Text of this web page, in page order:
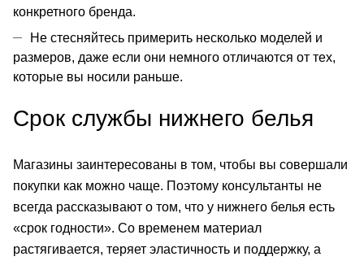
конкретного бренда.
Не стесняйтесь примерить несколько моделей и
размеров, даже если они немного отличаются от тех,
которые вы носили раньше.
Срок службы нижнего белья
Магазины заинтересованы в том, чтобы вы совершали
покупки как можно чаще. Поэтому консультанты не
всегда рассказывают о том, что у нижнего белья есть
«срок годности». Со временем материал
растягивается, теряет эластичность и поддержку, а